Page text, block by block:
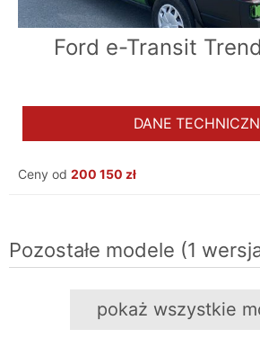
Ford e-Transit
DANE
Ceny od 200 150 zł
Pozostałe modele (1
pokaż wszystkie